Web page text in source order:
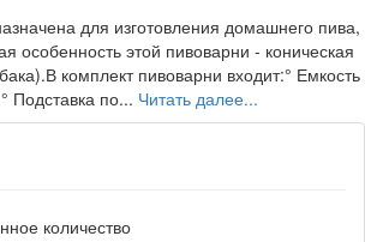
для изготовления домашнего пива,
особенность этой пивоварни - коническая
комплект пивоварни входит:° Емкость
Подставка по... Читать далее...
количество